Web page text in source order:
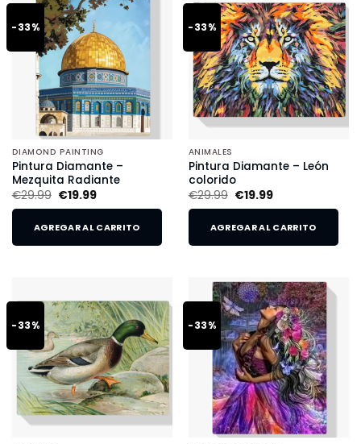
-33%
DIAMOND PAINTING
Pintura Diamante –
Mezquita Radiante
€29.99 €19.99
AGREGAR AL CARRITO
-33%
ANIMALES
Pintura Diamante – León
colorido
€29.99 €19.99
AGREGAR AL CARRITO
-33% -33%